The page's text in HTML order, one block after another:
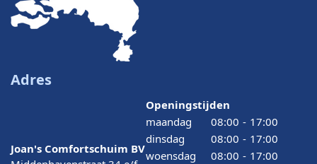
Adres
Joan's Comfortschuim BV
Openingstijden
maandag
08:00 - 17:00
dinsdag
08:00 - 17:00
woensdag
08:00 - 17:00